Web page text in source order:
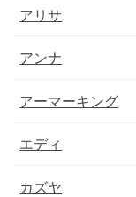
アリサ
アンナ
アーマーキング
エディ
カズヤ